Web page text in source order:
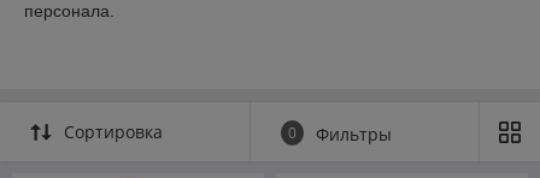
персонала.
Сортировка 0 Фильтры